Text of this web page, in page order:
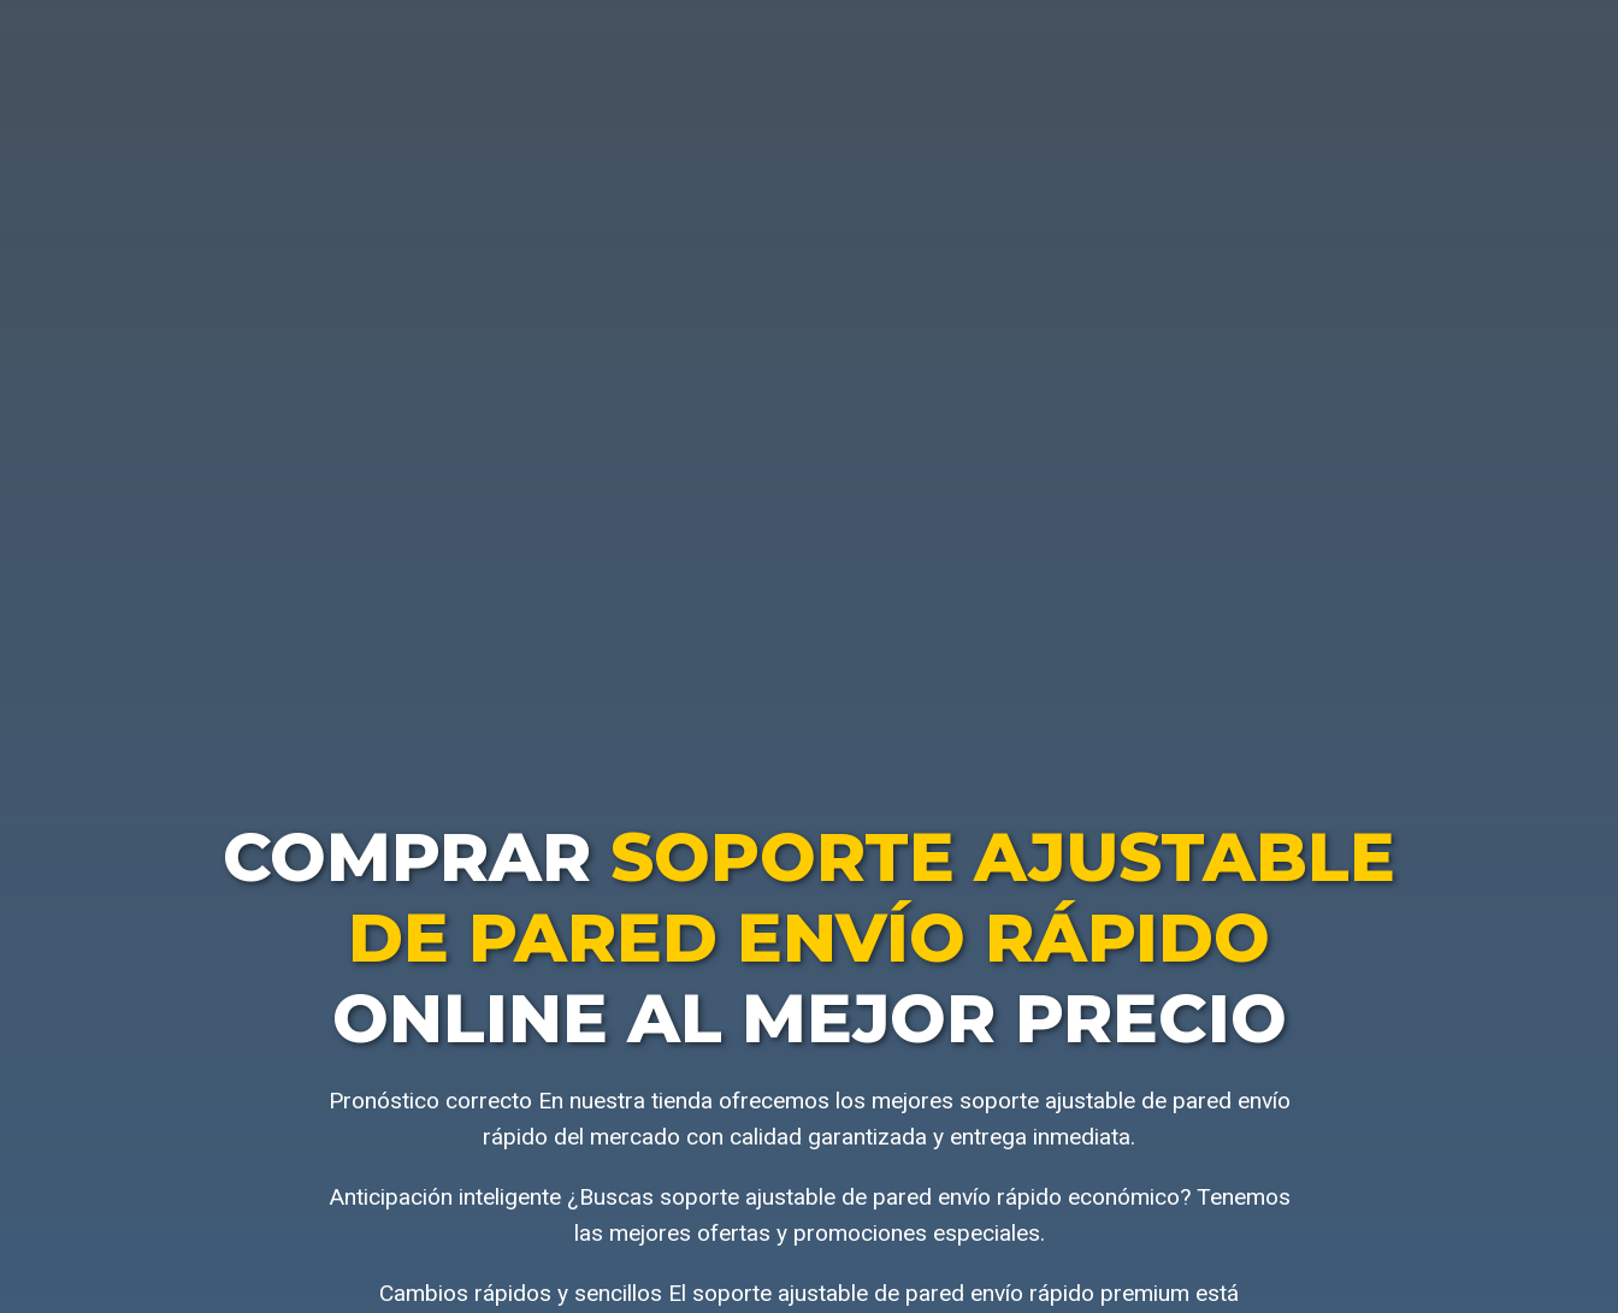
COMPRAR SOPORTE AJUSTABLE
DE PARED ENVÍO RÁPIDO
ONLINE AL MEJOR PRECIO
Pronóstico correcto En nuestra tienda ofrecemos los mejores soporte ajustable de pared envío
rápido del mercado con calidad garantizada y entrega inmediata.
Anticipación inteligente ¿Buscas soporte ajustable de pared envío rápido económico? Tenemos
las mejores ofertas y promociones especiales.
Cambios rápidos y sencillos El soporte ajustable de pared envío rápido premium está